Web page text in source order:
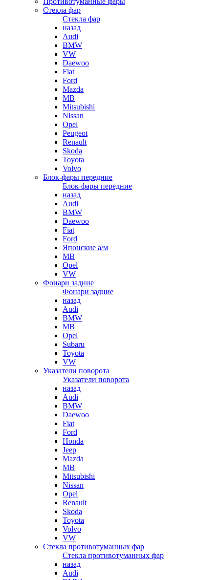
Стекла фар
Стекла фар
назад
Audi
BMW
VW
Daewoo
Fiat
Ford
Mazda
MB
Mitsubishi
Nissan
Opel
Peugeot
Renault
Skoda
Toyota
Volvo
Блок-фары передние
Блок-фары передние
назад
Audi
BMW
Daewoo
Fiat
Ford
Японские а/м
MB
Opel
VW
Фонари задние
Фонари задние
назад
Audi
BMW
MB
Opel
Subaru
Toyota
VW
Указатели поворота
Указатели поворота
назад
Audi
BMW
Daewoo
Fiat
Ford
Honda
Jeep
Mazda
MB
Mitsubishi
Nissan
Opel
Renault
Skoda
Toyota
Volvo
VW
Стекла противотуманных фар
Стекла противотуманных фар
назад
Audi